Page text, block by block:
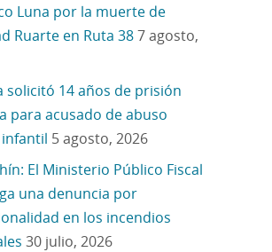
Luna por la muerte de
Ruarte en Ruta 387 agosto,
solicitó 14 años de prisión
para acusado de abuso
5 agosto, 2026
El Ministerio Público Fiscal
una denuncia por
en los incendios
30 julio, 2026